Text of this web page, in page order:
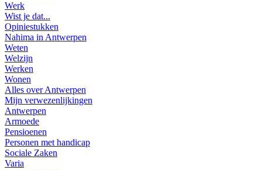
Werk
Wist je dat...
Opiniestukken
Nahima in Antwerpen
Weten
Welzijn
Werken
Wonen
Alles over Antwerpen
Mijn verwezenlijkingen
Antwerpen
Armoede
Pensioenen
Personen met handicap
Sociale Zaken
Varia